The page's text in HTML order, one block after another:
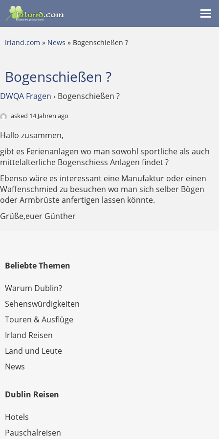
Irland.com » News » Bogenschießen ?
Bogenschießen ?
DWQA Fragen › Bogenschießen ?
asked 14 Jahren ago
Hallo zusammen,
gibt es Ferienanlagen wo man sowohl sportliche als auch
mittelalterliche Bogenschiess Anlagen findet ?
Ebenso wäre es interessant eine Manufaktur oder einen
Waffenschmied zu besuchen wo man sich selber Bögen
oder Armbrüste anfertigen lassen könnte.
Grüße,euer Günther
Beliebte Themen
Warum Dublin?
Sehenswürdigkeiten
Touren & Ausflüge
Irland Reisen
Land und Leute
News
Dublin Reisen
Hotels
Pauschalreisen